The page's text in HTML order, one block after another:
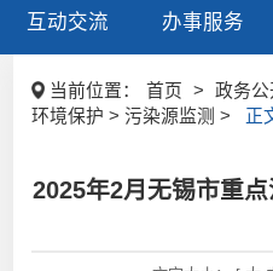
互动交流 办事服务
当前位置： 首页 > 政务公
环境保护 > 污染源监测 >
正
2025年2月无锡市重